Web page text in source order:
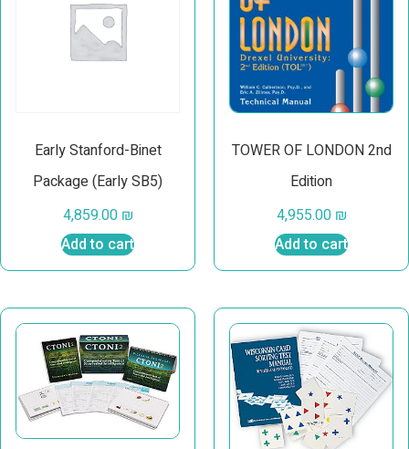
Early Stanford-Binet
Package (Early SB5)
4,859.00 ₪
Add to cart
TOWER OF LONDON 2nd
Edition
4,955.00 ₪
Add to cart